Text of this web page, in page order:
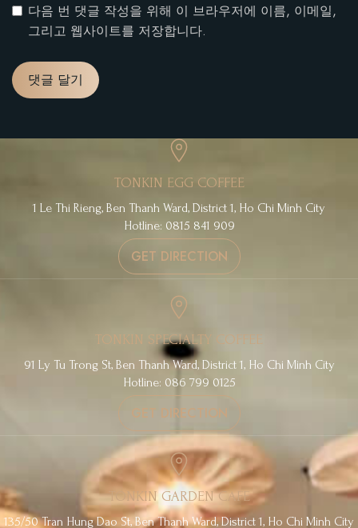
다음 번 댓글 작성을 위해 이 브라우저에 이름, 이메일,
그리고 웹사이트를 저장합니다.
TONKIN EGG COFFEE
1 Le Thi Rieng, Ben Thanh Ward, District 1, Ho Chi Minh City
Hotline: 0815 841 909
GET DIRECTION
TONKIN SPECIALTY COFFEE
91 Ly Tu Trong St, Ben Thanh Ward, District 1, Ho Chi Minh City
Hotline: 086 799 0125
GET DIRECTION
TONKIN GARDEN CAFE
135/50 Tran Hung Dao St, Ben Thanh Ward, District 1, Ho Chi Minh City